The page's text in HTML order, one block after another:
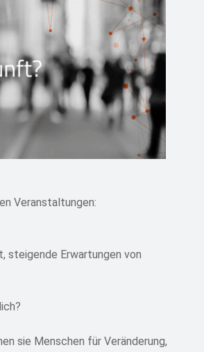
Veranstaltungen:
steigende Erwartungen von
sie Menschen für Veränderung,